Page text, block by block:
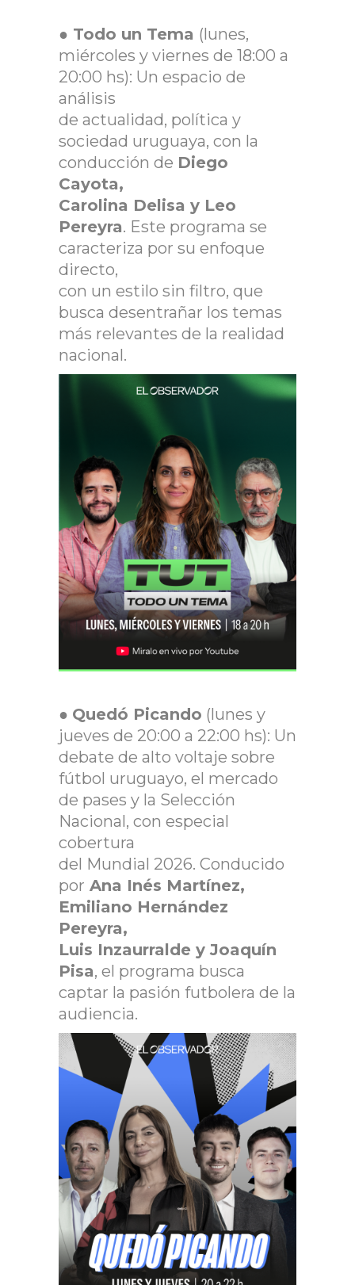
● Todo un Tema (lunes,
miércoles y viernes de 18:00 a
20:00 hs): Un espacio de
análisis
de actualidad, política y
sociedad uruguaya, con la
conducción de Diego
Cayota,
Carolina Delisa y Leo
Pereyra. Este programa se
caracteriza por su enfoque
directo,
con un estilo sin filtro, que
busca desentrañar los temas
más relevantes de la realidad
nacional.
● Quedó Picando (lunes y
jueves de 20:00 a 22:00 hs): Un
debate de alto voltaje sobre
fútbol uruguayo, el mercado
de pases y la Selección
Nacional, con especial
cobertura
del Mundial 2026. Conducido
por Ana Inés Martínez,
Emiliano Hernández
Pereyra,
Luis Inzaurralde y Joaquín
Pisa, el programa busca
captar la pasión futbolera de la
audiencia.